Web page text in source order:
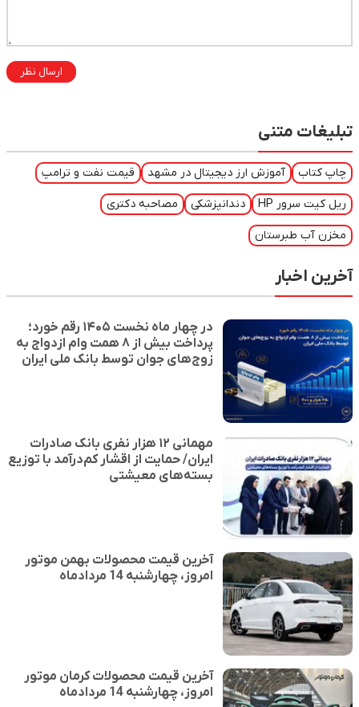
ارسال نظر
تبلیغات متنی
چاپ کتاب آموزش ارز دیجیتال در مشهد قیمت نفت و ترامپ
ریل کیت سرور HP دندانپزشکی مصاحبه دکتری
مخزن آب طبرستان
آخرین اخبار
در چهار ماه نخست ۱۴۰۵ رقم خورد؛
پرداخت بیش از ۸ همت وام ازدواج به
زوج‌های جوان توسط بانک ملی ایران
مهمانی ۱۲ هزار نفری بانک صادرات
ایران/ حمایت از اقشار کم‌درآمد با توزیع
بسته‌های معیشتی
آخرین قیمت محصولات بهمن موتور
امروز، چهارشنبه 14 مردادماه
آخرین قیمت محصولات کرمان موتور
امروز، چهارشنبه 14 مردادماه